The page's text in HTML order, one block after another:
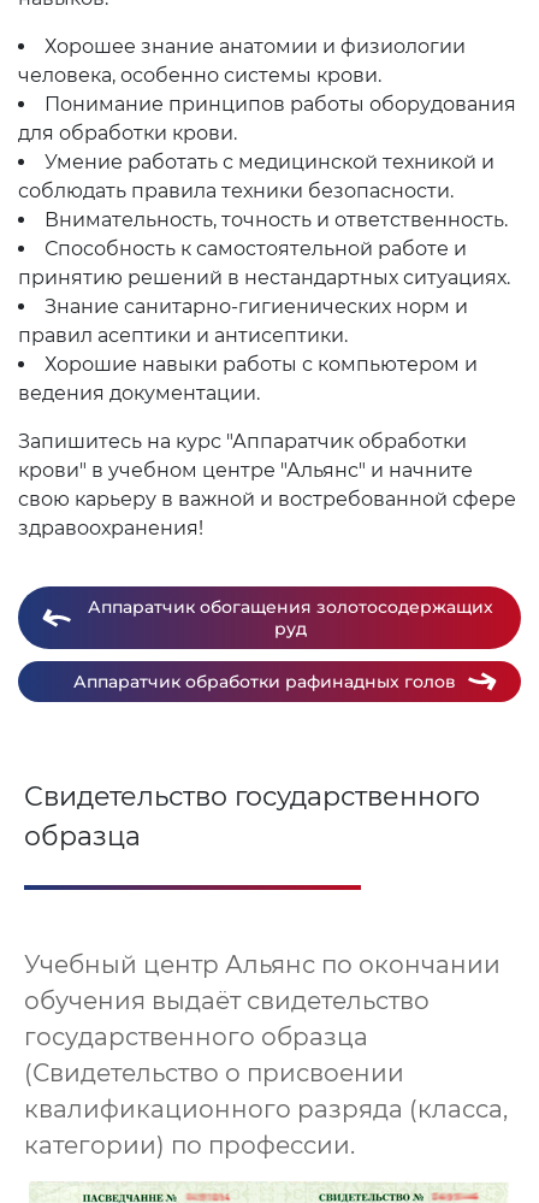
Хорошее знание анатомии и физиологии
человека, особенно системы крови.
Понимание принципов работы оборудования
для обработки крови.
Умение работать с медицинской техникой и
соблюдать правила техники безопасности.
Внимательность, точность и ответственность.
Способность к самостоятельной работе и
принятию решений в нестандартных ситуациях.
Знание санитарно-гигиенических норм и
правил асептики и антисептики.
Хорошие навыки работы с компьютером и
ведения документации.
Запишитесь на курс "Аппаратчик обработки
крови" в учебном центре "Альянс" и начните
свою карьеру в важной и востребованной сфере
здравоохранения!
Аппаратчик обогащения золотосодержащих
руд
Аппаратчик обработки рафинадных голов
Свидетельство государственного
образца
Учебный центр Альянс по окончании
обучения выдаёт свидетельство
государственного образца
(Свидетельство о присвоении
квалификационного разряда (класса,
категории) по профессии.